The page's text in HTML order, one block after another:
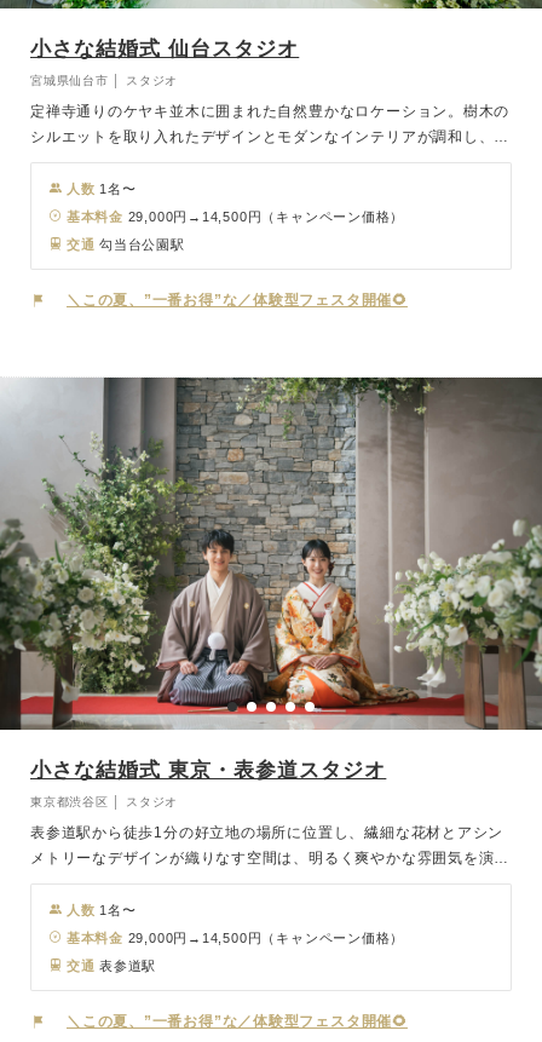
小さな結婚式 仙台スタジオ
宮城県仙台市 │ スタジオ
定禅寺通りのケヤキ並木に囲まれた自然豊かなロケーション。樹木の
シルエットを取り入れたデザインとモダンなインテリアが調和し、温
かみある空間を演出します。自然を感じながら、心温まるフォトウェ
ディングが叶います。
人数 1名〜
基本料金 29,000円→14,500円（キャンペーン価格）
交通 勾当台公園駅
＼この夏、”一番お得”な／体験型フェスタ開催🌻
小さな結婚式 東京・表参道スタジオ
東京都渋谷区 │ スタジオ
表参道駅から徒歩1分の好立地の場所に位置し、繊細な花材とアシン
メトリーなデザインが織りなす空間は、明るく爽やかな雰囲気を演出
します。撮影後は、近隣のレストランや料亭からお好みの会場を選
び、大切なゲストと心温まるひとときをお過ごしいただけます。
人数 1名〜
基本料金 29,000円→14,500円（キャンペーン価格）
交通 表参道駅
＼この夏、”一番お得”な／体験型フェスタ開催🌻